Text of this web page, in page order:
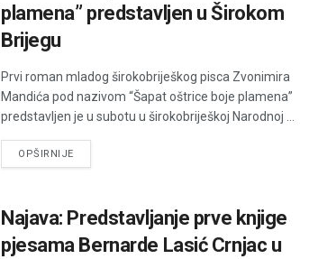
plamena” predstavljen u Širokom
Brijegu
Prvi roman mladog širokobriješkog pisca Zvonimira
Mandića pod nazivom “Šapat oštrice boje plamena”
predstavljen je u subotu u širokobriješkoj Narodnoj ...
OPŠIRNIJEDETAILS
Najava: Predstavljanje prve knjige
pjesama Bernarde Lasić Crnjac u